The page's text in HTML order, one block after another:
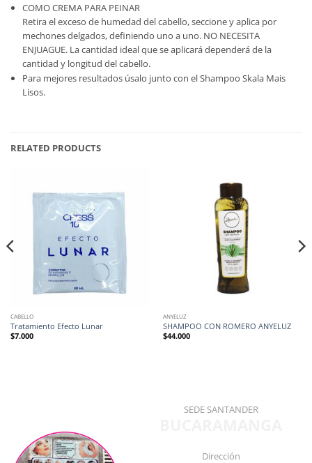
COMO CREMA PARA PEINAR
Retira el exceso de humedad del cabello, seccione y aplica por
mechones delgados, definiendo uno a uno. NO NECESITA
ENJUAGUE. La cantidad ideal que se aplicará dependerá de la
cantidad y longitud del cabello.
Para mejores resultados úsalo junto con el Shampoo Skala Mais
Lisos.
RELATED PRODUCTS
CABELLO
Tratamiento Efecto Lunar
$7.000
ANYELUZ
SHAMPOO CON ROMERO ANYELUZ
$44.000
SEDE SANTANDER
Dirección